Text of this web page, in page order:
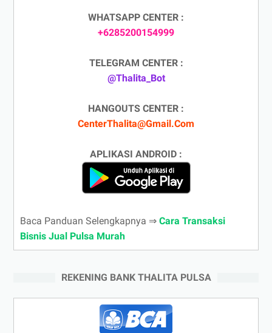
WHATSAPP CENTER :
+6285200154999
TELEGRAM CENTER :
@Thalita_Bot
HANGOUTS CENTER :
CenterThalita@Gmail.Com
APLIKASI ANDROID :
Baca Panduan Selengkapnya ⇒ Cara Transaksi
Bisnis Jual Pulsa Murah
REKENING BANK THALITA PULSA